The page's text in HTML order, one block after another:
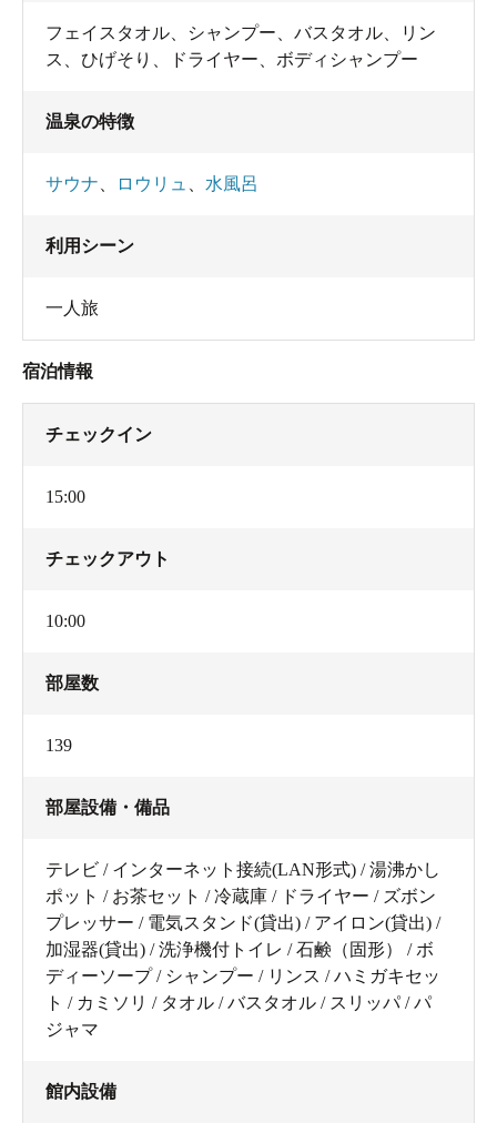
フェイスタオル シャンプー バスタオル
リン
ス
ひげそり ドライヤー ボディシャンプー
温泉の特徴
サウナ ロウリュ 水風呂
利用シーン
一人旅
宿泊情報
チェックイン
15:00
チェックアウト
10:00
部屋数
139
部屋設備・備品
テレビ / インターネット接続(LAN形式) / 湯沸かし
ポット / お茶セット / 冷蔵庫 / ドライヤー / ズボン
プレッサー / 電気スタンド(貸出) / アイロン(貸出) /
加湿器(貸出) / 洗浄機付トイレ / 石鹸（固形） / ボ
ディーソープ / シャンプー / リンス / ハミガキセッ
ト / カミソリ / タオル / バスタオル / スリッパ / パ
ジャマ
館内設備